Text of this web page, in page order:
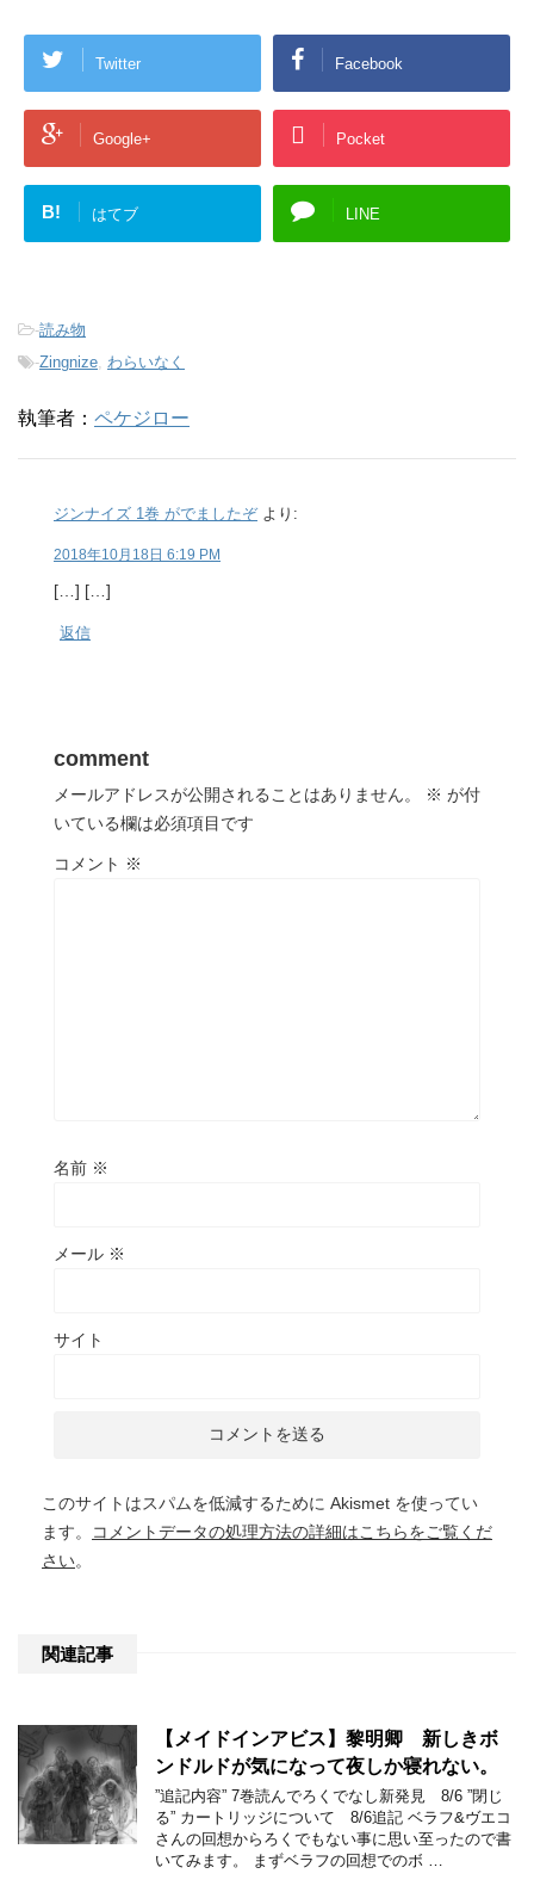
Twitter Facebook
Google+ Pocket
B! はてブ LINE
-読み物
-Zingnize, わらいなく
執筆者： ペケジロー
ジンナイズ 1巻 がでましたぞ より:
2018年10月18日 6:19 PM
[…] […]
返信
comment
メールアドレスが公開されることはありません。 ※ が付
いている欄は必須項目です
コメント ※
名前 ※
メール ※
サイト
このサイトはスパムを低減するために Akismet を使ってい
ます。
コメントデータの処理方法の詳細はこちらをご覧くだ
さい。
関連記事
【メイドインアビス】黎明卿 新しきボ
ンドルドが気になって夜しか寝れない。
”追記内容” 7巻読んでろくでなし新発見 8/6 ”閉じ
る” カートリッジについて 8/6追記 ベラフ&ヴエコ
さんの回想からろくでもない事に思い至ったので書
いてみます。 まずベラフの回想でのボ …